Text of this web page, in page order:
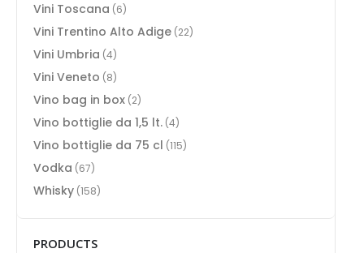
Vini Toscana (6)
Vini Trentino Alto Adige (22)
Vini Umbria (4)
Vini Veneto (8)
Vino bag in box (2)
Vino bottiglie da 1,5 lt. (4)
Vino bottiglie da 75 cl (115)
Vodka (67)
Whisky (158)
PRODUCTS